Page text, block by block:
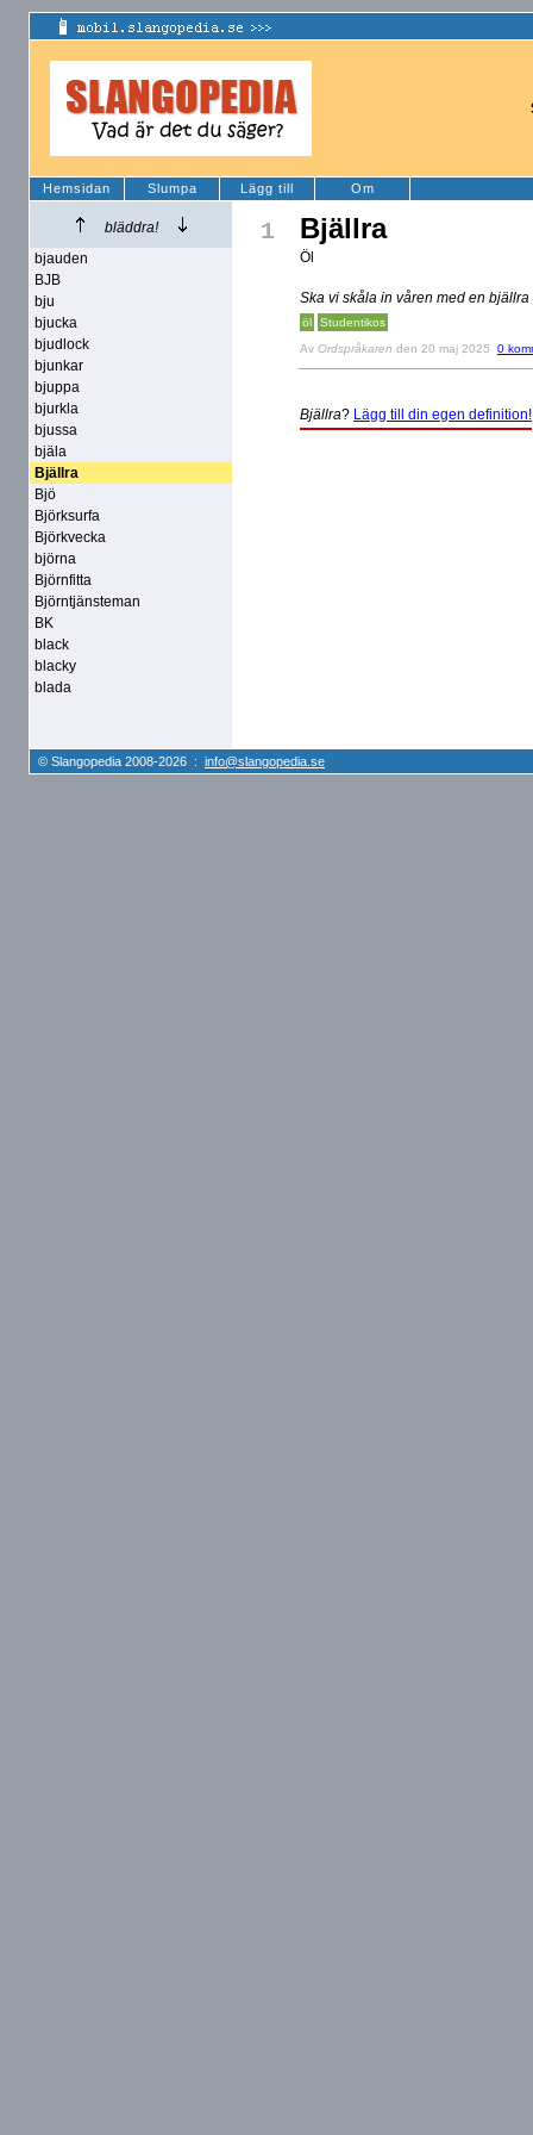
Hemsidan Slumpa Lägg till Om
bläddra!
bjauden
BJB
bju
bjucka
bjudlock
bjunkar
bjuppa
bjurkla
bjussa
bjäla
Bjällra
Bjö
Björksurfa
Björkvecka
björna
Björnfitta
Björntjänsteman
BK
black
blacky
blada
1 Bjällra
Öl
Ska vi skåla in våren med en
öl Studentikos
Av Ordspråkaren den 20 maj 2025 0
Bjällra? Lägg till din egen definition!
© Slangopedia 2008-2026 : info@slangopedia.se